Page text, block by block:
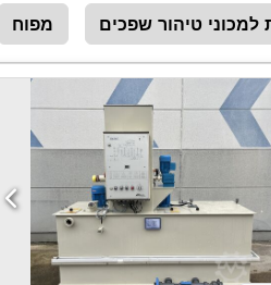
מפוח
טיהור שפכים